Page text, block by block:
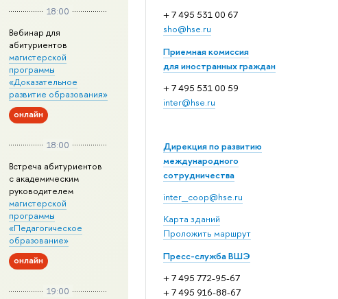
+ 7 495 531 00 67
sho@hse.ru
Приемная комиссия
для иностранных граждан
+ 7 495 531 00 59
inter@hse.ru
Дирекция по развитию
международного
сотрудничества
inter_coop@hse.ru
Карта зданий
Проложить маршрут
Пресс-служба ВШЭ
+ 7 495 772-95-67
+ 7 495 916-88-67
18:00
Вебинар для
абитуриентов
магистерской
программы
«Доказательное
развитие образования»
онлайн
18:00
Встреча абитуриентов
с академическим
руководителем
магистерской
программы
«Педагогическое
образование»
онлайн
19:00